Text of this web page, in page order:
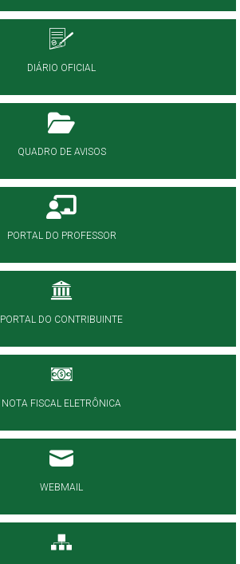
DIÁRIO OFICIAL
QUADRO DE AVISOS
PORTAL DO PROFESSOR
PORTAL DO CONTRIBUINTE
NOTA FISCAL ELETRÔNICA
WEBMAIL